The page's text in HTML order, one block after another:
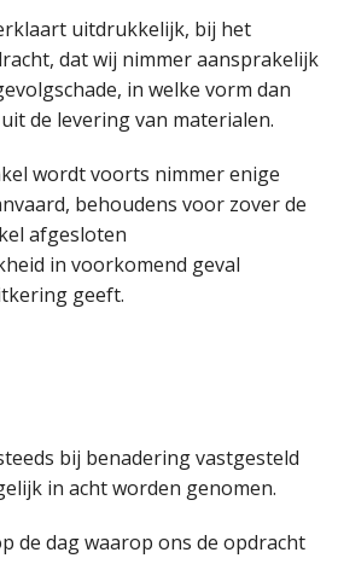
uitdrukkelijk, bij het
dat wij nimmer aansprakelijk
in welke vorm dan
de levering van materialen.
wordt voorts nimmer enige
behoudens voor zover de
afgesloten
in voorkomend geval
geeft.
bij benadering vastgesteld
in acht worden genomen.
de dag waarop ons de opdracht